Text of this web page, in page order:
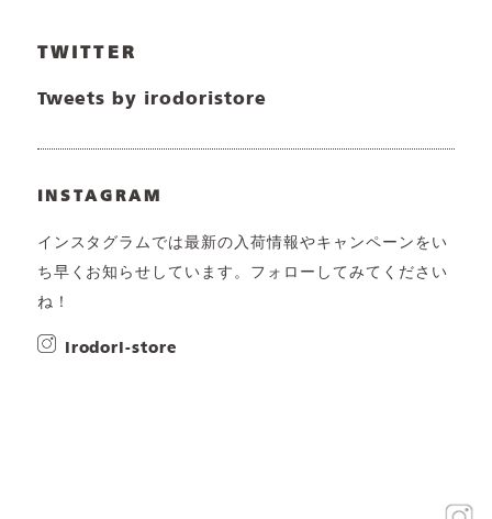
TWITTER
Tweets by irodoristore
INSTAGRAM
インスタグラムでは最新の入荷情報やキャンペーンをい
ち早くお知らせしています。フォローしてみてください
ね！
irodori-store